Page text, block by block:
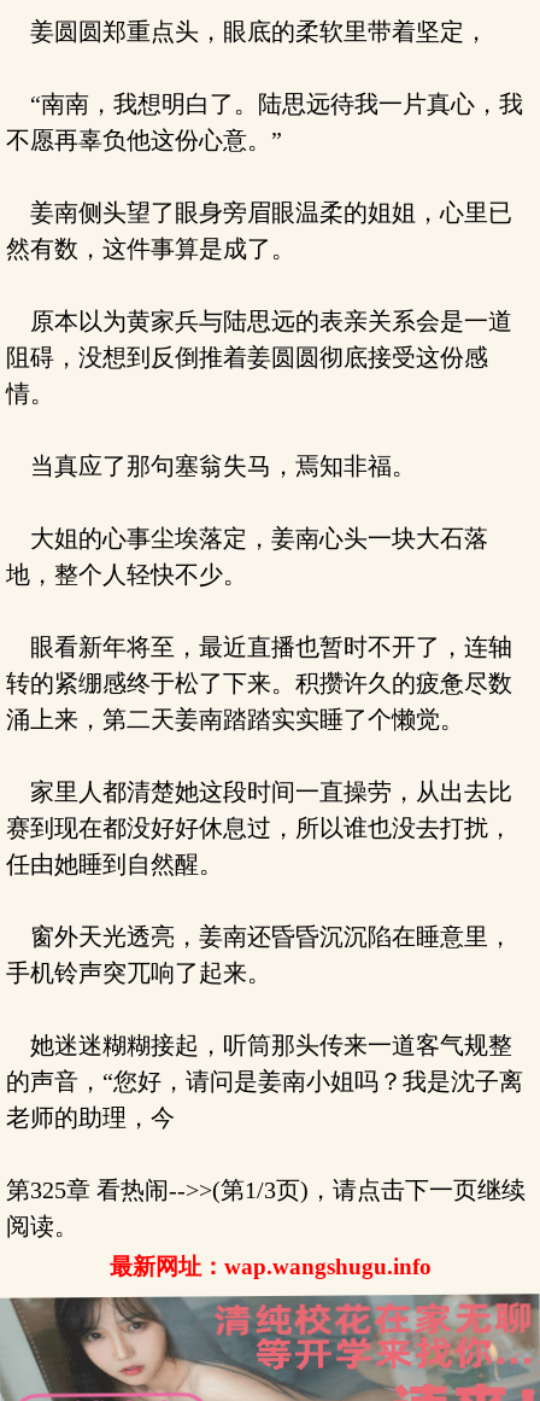
姜圆圆郑重点头，眼底的柔软里带着坚定，
“南南，我想明白了。陆思远待我一片真心，我
不愿再辜负他这份心意。”
姜南侧头望了眼身旁眉眼温柔的姐姐，心里已
然有数，这件事算是成了。
原本以为黄家兵与陆思远的表亲关系会是一道
阻碍，没想到反倒推着姜圆圆彻底接受这份感
情。
当真应了那句塞翁失马，焉知非福。
大姐的心事尘埃落定，姜南心头一块大石落
地，整个人轻快不少。
眼看新年将至，最近直播也暂时不开了，连轴
转的紧绷感终于松了下来。积攒许久的疲惫尽数
涌上来，第二天姜南踏踏实实睡了个懒觉。
家里人都清楚她这段时间一直操劳，从出去比
赛到现在都没好好休息过，所以谁也没去打扰，
任由她睡到自然醒。
窗外天光透亮，姜南还昏昏沉沉陷在睡意里，
手机铃声突兀响了起来。
她迷迷糊糊接起，听筒那头传来一道客气规整
的声音，“您好，请问是姜南小姐吗？我是沈子离
老师的助理，今
第325章 看热闹-->>(第1/3页)，请点击下一页继续
阅读。
最新网址：wap.wangshugu.info